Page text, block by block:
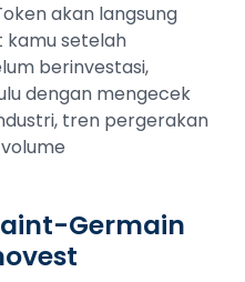
akan langsung
kamu setelah
berinvestasi,
dengan mengecek
tren pergerakan
Germain